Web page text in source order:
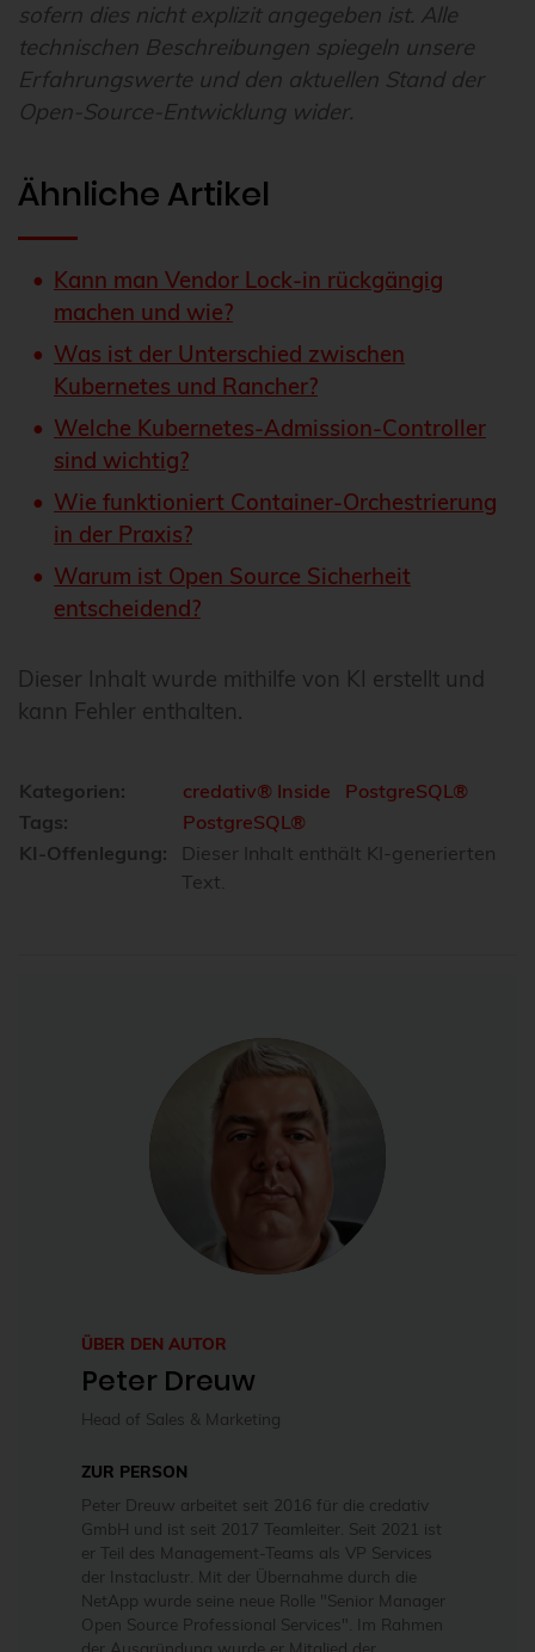
sofern dies nicht explizit angegeben ist. Alle
technischen Beschreibungen spiegeln unsere
Erfahrungswerte und den aktuellen Stand der
Open-Source-Entwicklung wider.
Ähnliche Artikel
Kann man Vendor Lock-in rückgängig
machen und wie?
Was ist der Unterschied zwischen
Kubernetes und Rancher?
Welche Kubernetes-Admission-Controller
sind wichtig?
Wie funktioniert Container-Orchestrierung
in der Praxis?
Warum ist Open Source Sicherheit
entscheidend?
Dieser Inhalt wurde mithilfe von KI erstellt und
kann Fehler enthalten.
Kategorien: credativ® Inside
PostgreSQL®
Tags:
PostgreSQL®
KI-Offenlegung:
Dieser Inhalt enthält KI-generierten
Text.
ÜBER DEN AUTOR
Peter Dreuw
Head of Sales & Marketing
ZUR PERSON
Peter Dreuw arbeitet seit 2016 für die credativ
GmbH und ist seit 2017 Teamleiter. Seit 2021 ist
er Teil des Management-Teams als VP Services
der Instaclustr. Mit der Übernahme durch die
NetApp wurde seine neue Rolle "Senior Manager
Open Source Professional Services". Im Rahmen
der Ausgründung wurde er Mitglied der